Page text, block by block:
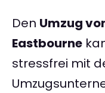
Den Umzug
Eastbourne
stressfrei mit